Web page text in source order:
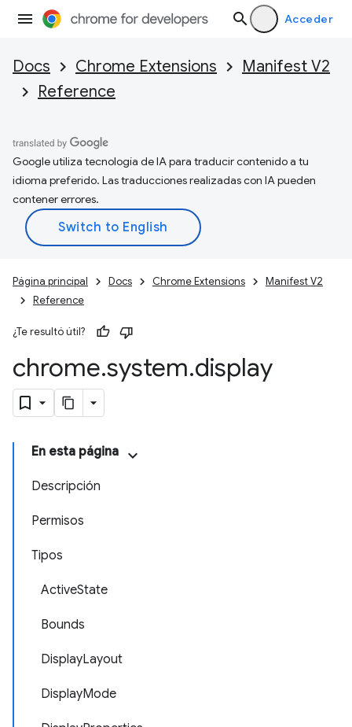
Acceder
Docs Chrome Extensions
Manifest V2
Reference
Google utiliza tecnología de IA para traducir contenido a tu
idioma preferido. Las traducciones realizadas con IA pueden
contener errores.
Página principal Docs Chrome Extensions
Manifest V2
Reference
¿Te resultó útil?
chrome.system.display
En esta página
Descripción
Permisos
Tipos
ActiveState
Bounds
DisplayLayout
DisplayMode